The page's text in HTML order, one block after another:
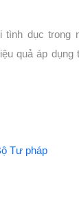
tình dục trong
quả áp dụng
Tư pháp